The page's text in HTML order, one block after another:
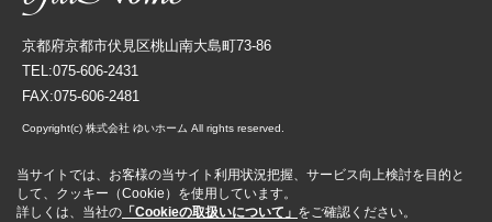
京都府京都市伏見区桃山南大島町73-86
TEL:075-606-2431
FAX:075-606-2481
Copyright(c) 株式会社 ゆいホーム All rights reserved.
当サイトでは、お客様の当サイト利用状況把握、サービス向上検討を目的と
して、クッキー（Cookie）を使用しています。
詳しくは、当社の 「Cookieの取扱いについて」 をご確認ください。